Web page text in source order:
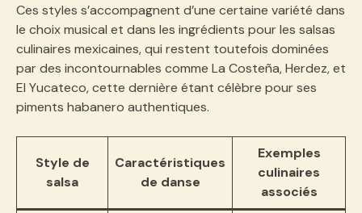
Ces styles s’accompagnent d’une certaine variété dans
le choix musical et dans les ingrédients pour les salsas
culinaires mexicaines, qui restent toutefois dominées
par des incontournables comme La Costeña, Herdez, et
El Yucateco, cette dernière étant célèbre pour ses
piments habanero authentiques.
Style de
salsa
Caractéristiques
de danse
Exemples
culinaires
associés